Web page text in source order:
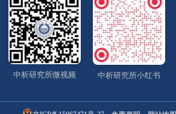
中析研究所微视频 中析研究所小红书